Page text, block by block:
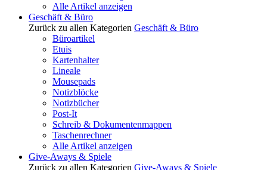
Alle Artikel anzeigen
Geschäft & Büro
Zurück zu allen Kategorien Geschäft & Büro
Büroartikel
Etuis
Kartenhalter
Lineale
Mousepads
Notizblöcke
Notizbücher
Post-It
Schreib & Dokumentenmappen
Taschenrechner
Alle Artikel anzeigen
Give-Aways & Spiele
Zurück zu allen Kategorien Give-Aways & Spiele